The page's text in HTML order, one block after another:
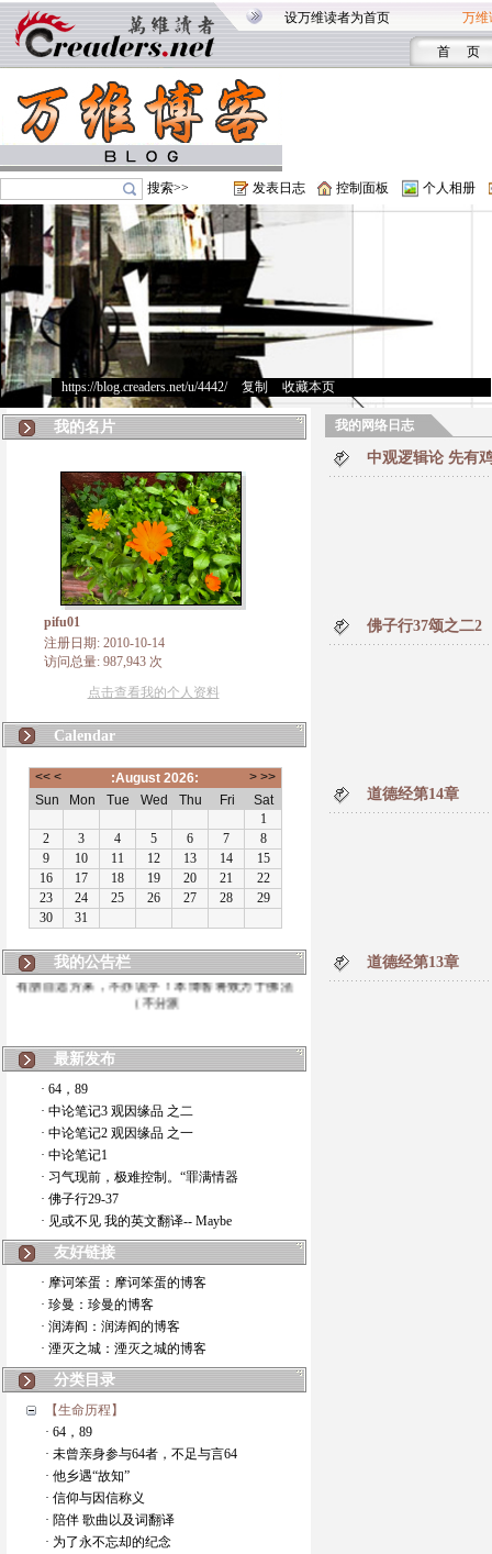
设万维读者为首页 万维
首 页
搜索>> 发表日志 控制面板 个人相册
https://blog.creaders.net/u/4442/> 复制 收藏本页
我的名片
pifu01
注册日期: 2010-10-14
访问总量: 987,943 次
点击查看我的个人资料
Calendar
我的公告栏
有朋自远方来，不亦说乎！本博客将致力于佛法
（不分派
最新发布
· 64，89
· 中论笔记3 观因缘品 之二
· 中论笔记2 观因缘品 之一
· 中论笔记1
· 习气现前，极难控制。“罪满情器
· 佛子行29-37
· 见或不见 我的英文翻译-- Maybe
友好链接
· 摩诃笨蛋：摩诃笨蛋的博客
· 珍曼：珍曼的博客
· 润涛阎：润涛阎的博客
· 湮灭之城：湮灭之城的博客
分类目录
【生命历程】
· 64，89
· 未曾亲身参与64者，不足与言64
· 他乡遇“故知”
· 信仰与因信称义
· 陪伴 歌曲以及词翻译
· 为了永不忘却的纪念
我的网络日志
中观逻辑论 先有
佛子行37颂之二2
道德经第14章
道德经第13章